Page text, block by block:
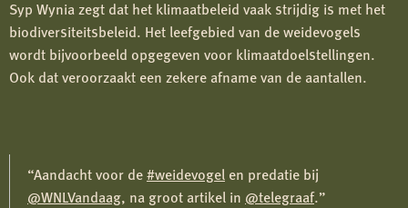
Syp Wynia zegt dat het klimaatbeleid vaak strijdig is met het
biodiversiteitsbeleid. Het leefgebied van de weidevogels
wordt bijvoorbeeld opgegeven voor klimaatdoelstellingen.
Ook dat veroorzaakt een zekere afname van de aantallen.
Aandacht voor de#weidevogel en predatie bij
@WNLVandaag, na groot artikel in @telegraaf.